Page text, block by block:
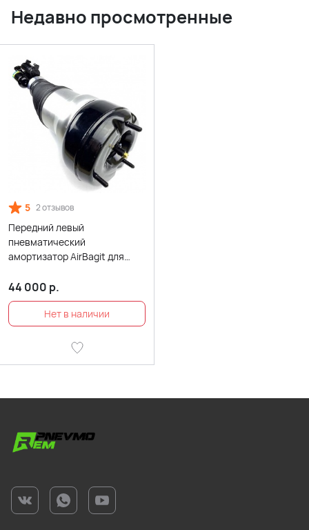
Недавно просмотренные
5 2 отзывов
Передний левый
пневматический
амортизатор AirBagit для
C217 (2015-2020) 4-matic
44 000 р.